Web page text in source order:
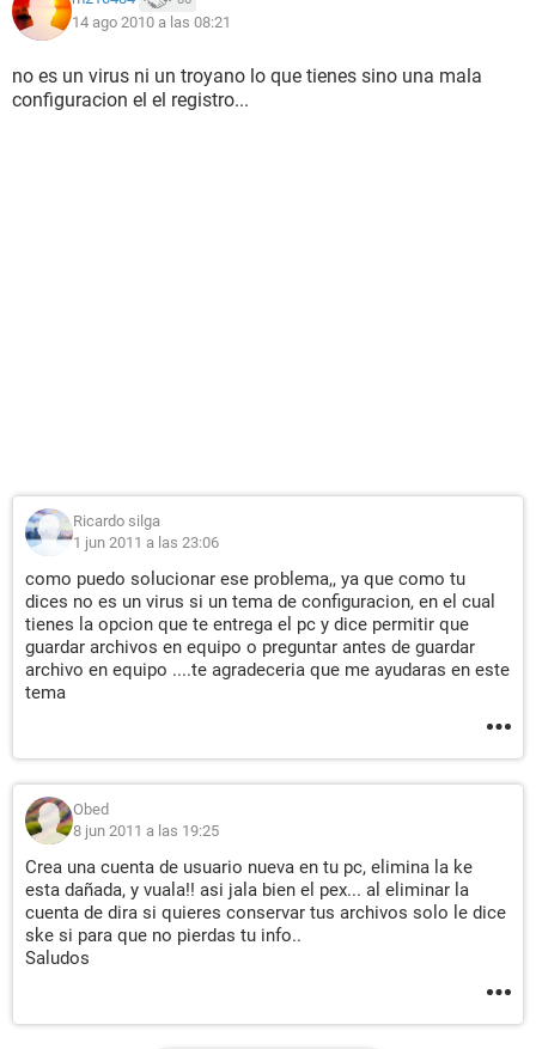
14 ago 2010 a las 08:21
no es un virus ni un troyano lo que tienes sino una mala
configuracion el el registro...
Ricardo silga
1 jun 2011 a las 23:06
como puedo solucionar ese problema,, ya que como tu
dices no es un virus si un tema de configuracion, en el cual
tienes la opcion que te entrega el pc y dice permitir que
guardar archivos en equipo o preguntar antes de guardar
archivo en equipo ....te agradeceria que me ayudaras en este
tema
Obed
8 jun 2011 a las 19:25
Crea una cuenta de usuario nueva en tu pc, elimina la ke
esta dañada, y vuala!! asi jala bien el pex... al eliminar la
cuenta de dira si quieres conservar tus archivos solo le dice
ske si para que no pierdas tu info..
Saludos